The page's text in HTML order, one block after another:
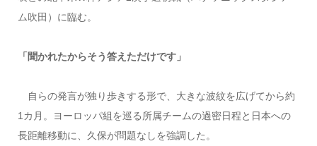
ム吹田）に臨む。
「聞かれたからそう答えただけです」
自らの発言が独り歩きする形で、大きな波紋を広げてから約
1カ月。ヨーロッパ組を巡る所属チームの過密日程と日本への
長距離移動に、久保が問題なしを強調した。